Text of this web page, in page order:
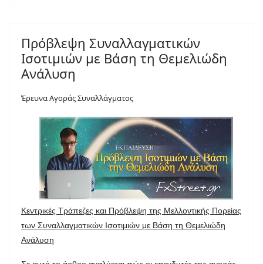
Πρόβλεψη Συναλλαγματικών
Ισοτιμιών με Βάση τη Θεμελιώδη
Ανάλυση
Έρευνα Αγοράς Συναλλάγματος
Κεντρικές Τράπεζες και Πρόβλεψη της Μελλοντικής Πορείας
των Συναλλαγματικών Ισοτιμιών με Βάση τη Θεμελιώδη
Ανάλυση